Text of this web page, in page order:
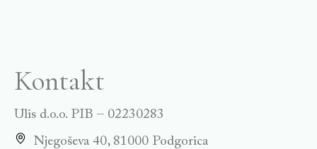
Kontakt
Ulis d.o.o. PIB – 02230283
Njegoševa 40, 81000 Podgorica